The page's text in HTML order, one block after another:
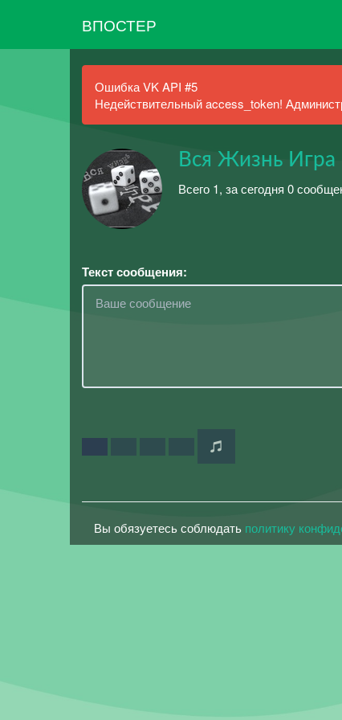
ВПОСТЕР
Ошибка VK API #5
Недействительный access_token!
Вся Жизнь Игра
Всего 1, за сегодня 0
Текст сообщения:
Вы обязуетесь соблюдать политику